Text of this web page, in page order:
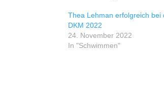
Thea Lehman erfolgreich bei
DKM 2022
24. November 2022
In "Schwimmen"